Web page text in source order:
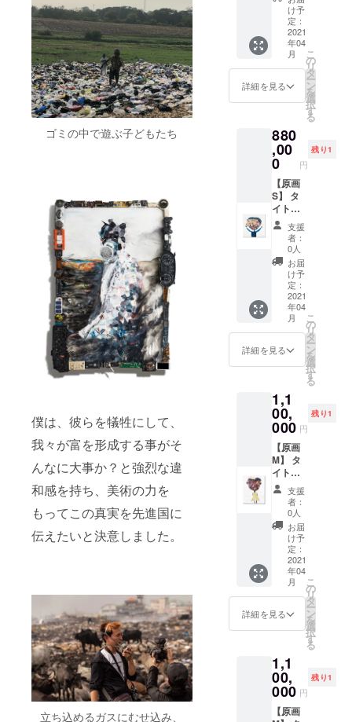
ゴミの中で遊ぶ子どもたち
僕は、彼らを犠牲にして、
我々が富を形成する事がそ
んなに大事か？と強烈な違
和感を持ち、美術の力を
もってこの真実を先進国に
伝えたいと決意しました。
立ち込めるガスにむせ込み、
smile』
長坂真
護がE-
WASTE
を使用
して描
いた一
点もの
ズ：40
㎝×40㎝
素材：
Oil and
E-
waste
on
Canvas
け予
定：
2021
年04
月
詳細を見る
こ
の
リ
タ
ー
ン
を
選
択
す
る
880
,00
0 円
残り1
【原画
S】 タ
イト
ル：『I
have
DNA
for the
future
家・長
坂真護
がE-
WASTE
を使用
して描
の原画
サイ
ズ：40
㎝×40㎝
素材：
Oil and
E-
waste
on
Canvas
支援
者：
0人
お届
け予
定：
2021
年04
月
詳細を見る
こ
の
リ
タ
ー
ン
を
選
択
す
る
1,1
00,
000 円
残り1
【原画
M】 タ
イト
ル：
『It's
sunny
day』
美術
家・長
坂真護
がE-
WASTE
を使用
して描
いた一
サイ
ズ：
H50㎝
×W40㎝
素材：
支援
者：
0人
お届
け予
定：
2021
年04
月
詳細を見る
こ
の
リ
タ
ー
ン
を
選
択
す
る
1,1
00,
000 円
残り1
【原画